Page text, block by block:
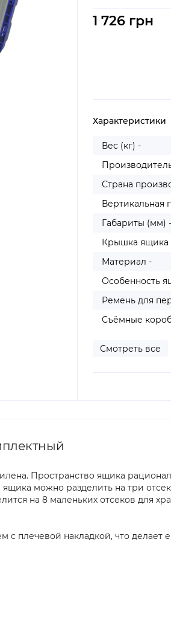
1 726 грн
Характеристики
Вес (кг) -
Страна
Вертикальная
Габариты (мм) -
Крышка ящика
Материал -
Особенность
Ремень для
Съёмные
Смотреть все
Пространство ящика
можно разделить на три
на 8 маленьких отсеков для
плечевой накладкой, что делает